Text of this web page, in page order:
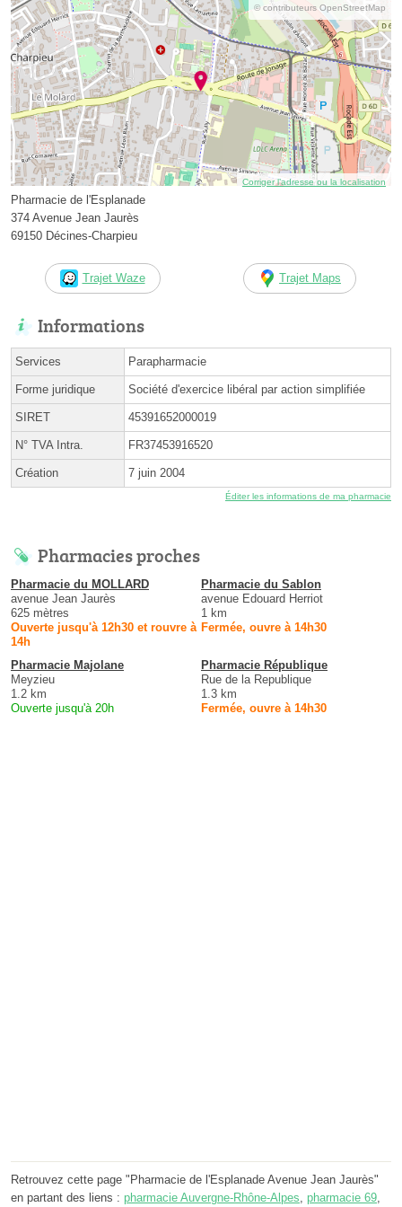
© contributeurs OpenStreetMap
Corriger l’adresse ou la localisation
Pharmacie de l'Esplanade
374 Avenue Jean Jaurès
69150 Décines-Charpieu
Trajet Waze Trajet Maps
Informations
Services Parapharmacie
Forme juridique Société d'exercice libéral par action simplifiée
SIRET 45391652000019
N° TVA Intra. FR37453916520
Création 7 juin 2004
Éditer les informations de ma pharmacie
Pharmacies proches
Pharmacie du MOLLARD
avenue Jean Jaurès
625 mètres
Ouverte jusqu'à 12h30 et rouvre à
14h
Pharmacie du Sablon
avenue Edouard Herriot
1 km
Fermée, ouvre à 14h30
Pharmacie Majolane
Meyzieu
1.2 km
Ouverte jusqu'à 20h
Pharmacie République
Rue de la Republique
1.3 km
Fermée, ouvre à 14h30
Retrouvez cette page "Pharmacie de l'Esplanade Avenue Jean Jaurès"
en partant des liens : pharmacie Auvergne-Rhône-Alpes pharmacie 69